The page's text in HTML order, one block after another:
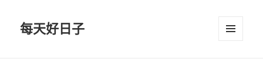
每天好日子